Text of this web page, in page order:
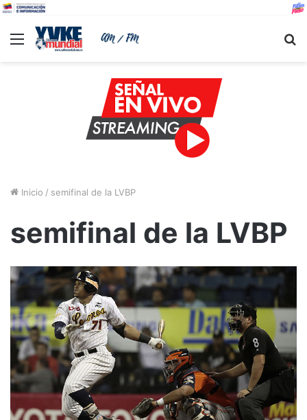
Menu
Inicio / semifinal de la LVBP
semifinal de la LVBP